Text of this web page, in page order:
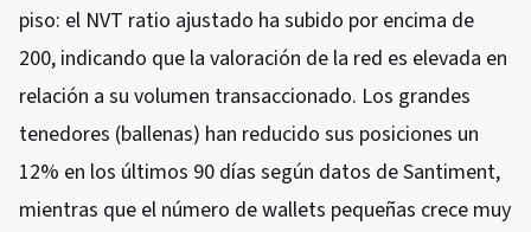
piso: el NVT ratio ajustado ha subido por encima de
200, indicando que la valoración de la red es elevada en
relación a su volumen transaccionado. Los grandes
tenedores (ballenas) han reducido sus posiciones un
12% en los últimos 90 días según datos de Santiment,
mientras que el número de wallets pequeñas crece muy